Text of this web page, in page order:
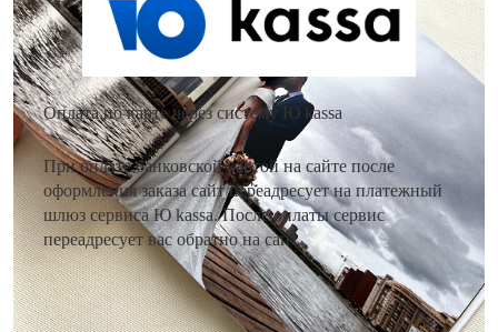
Оплата по карте через систему Ю kassa
При оплате банковской картой на сайте после
оформления заказа сайт переадресует на платежный
шлюз сервиса Ю kassa. После оплаты сервис
переадресует вас обратно на сайт.